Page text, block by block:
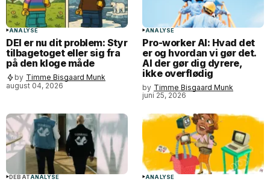
ANALYSE
DEI er nu dit problem: Styr
tilbagetoget eller sig fra
på den kloge måde
by Timme Bisgaard Munk
august 04, 2026
ANALYSE
Pro-worker AI: Hvad det
er og hvordan vi gør det.
AI der gør dig dyrere,
ikke overflødig
by Timme Bisgaard Munk
juni 25, 2026
DEBATANALYSE ANALYSE